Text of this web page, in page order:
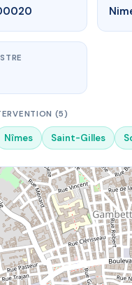
(5)
Nîmes Saint-Gilles